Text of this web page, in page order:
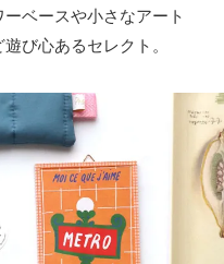
ベースや小さなアート
び心あるセレクト。